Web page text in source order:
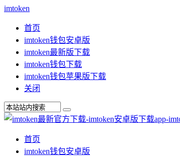
imtoken
首页
imtoken钱包安卓版
imtoken最新版下载
imtoken钱包下载
imtoken钱包苹果版下载
关闭
首页
imtoken钱包安卓版